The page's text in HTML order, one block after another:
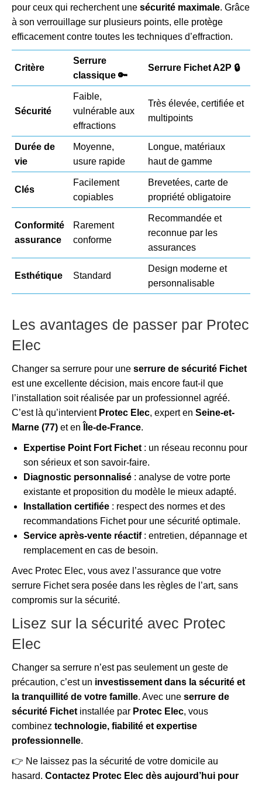
pour ceux qui recherchent une sécurité maximale. Grâce
à son verrouillage sur plusieurs points, elle protège
efficacement contre toutes les techniques d’effraction.
Critère
Serrure
classique 🔑
Serrure Fichet A2P 🔒
Sécurité
Faible,
vulnérable aux
effractions
Très élevée, certifiée et
multipoints
Durée de
vie
Moyenne,
usure rapide
Longue, matériaux
haut de gamme
Clés
Facilement
copiables
Brevetées, carte de
propriété obligatoire
Conformité
assurance
Rarement
conforme
Recommandée et
reconnue par les
assurances
Esthétique Standard
Design moderne et
personnalisable
Les avantages de passer par Protec
Elec
Changer sa serrure pour une serrure de sécurité Fichet
est une excellente décision, mais encore faut-il que
l’installation soit réalisée par un professionnel agréé.
C’est là qu’intervient Protec Elec, expert en Seine-et-
Marne (77) et en Île-de-France.
Expertise Point Fort Fichet : un réseau reconnu pour
son sérieux et son savoir-faire.
Diagnostic personnalisé : analyse de votre porte
existante et proposition du modèle le mieux adapté.
Installation certifiée : respect des normes et des
recommandations Fichet pour une sécurité optimale.
Service après-vente réactif: entretien, dépannage et
remplacement en cas de besoin.
Avec Protec Elec, vous avez l’assurance que votre
serrure Fichet sera posée dans les règles de l’art, sans
compromis sur la sécurité.
Lisez sur la sécurité avec Protec
Elec
Changer sa serrure n’est pas seulement un geste de
précaution, c’est un investissement dans la sécurité et
la tranquillité de votre famille. Avec une serrure de
sécurité Fichet installée par Protec Elec, vous
combinez technologie, fiabilité et expertise
professionnelle.
👉 Ne laissez pas la sécurité de votre domicile au
hasard. Contactez Protec Elec dès aujourd’hui pour